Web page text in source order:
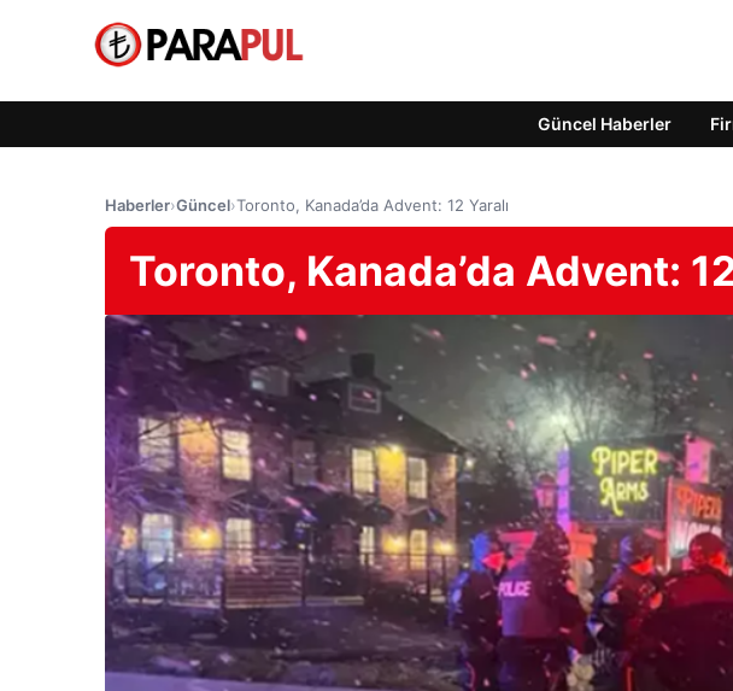
Güncel Haberler
Haberler›Güncel›Toronto, Kanada’da Advent: 12 Yaralı
Toronto, Kanada’da Advent: